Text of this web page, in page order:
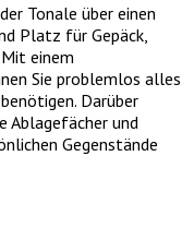
Tonale über einen
Platz für Gepäck,
einem
Sie problemlos alles
Darüber
Ablagefächer und
Gegenstände